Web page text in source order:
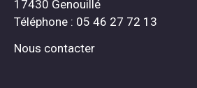
17430 Genouillé
Téléphone : 05 46 27 72 13
Nous contacter